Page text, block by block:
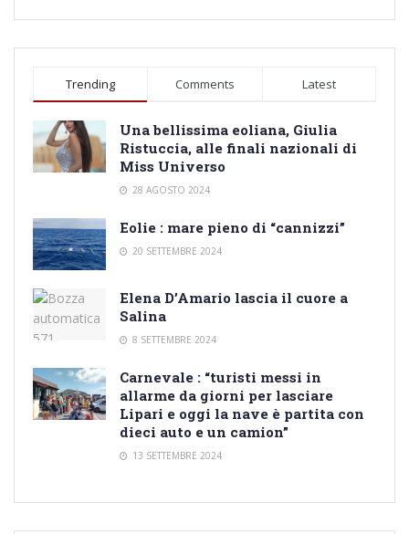
Trending Comments Latest
Una bellissima eoliana, Giulia
Ristuccia, alle finali nazionali di
Miss Universo
28 AGOSTO 2024
Eolie : mare pieno di “cannizzi”
20 SETTEMBRE 2024
Elena D’Amario lascia il cuore a
Salina
8 SETTEMBRE 2024
Carnevale : “turisti messi in
allarme da giorni per lasciare
Lipari e oggi la nave è partita con
dieci auto e un camion”
13 SETTEMBRE 2024